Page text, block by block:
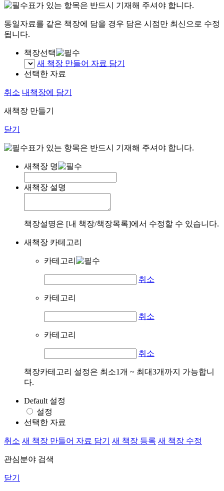
표가 있는 항목은 반드시 기재해 주셔야 합니다.
동일자료를 같은 책장에 담을 경우 담은 시점만 최신으로 수정
됩니다.
책장선택
새 책장 만들어 자료 담기
선택한 자료
취소 내책장에 담기
새책장 만들기
닫기
표가 있는 항목은 반드시 기재해 주셔야 합니다.
새책장 명
새책장 설명
책장설명은 [내 책장/책장목록]에서 수정할 수 있습니다.
새책장 카테고리
카테고리
취소
카테고리
취소
카테고리
취소
책장카테고리 설정은 최소1개 ~ 최대3개까지 가능합니
다.
Default 설정
설정
선택한 자료
취소 새 책장 만들어 자료 담기 새 책장 등록 새 책장 수정
관심분야 검색
닫기